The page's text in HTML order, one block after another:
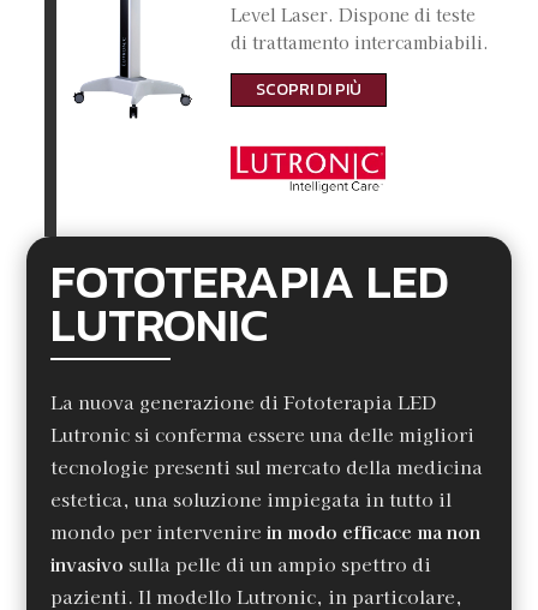
Level Laser. Dispone di teste
di trattamento intercambiabili.
SCOPRI DI PIÙ
FOTOTERAPIA LED
LUTRONIC
La nuova generazione di Fototerapia LED
Lutronic si conferma essere una delle migliori
tecnologie presenti sul mercato della medicina
estetica, una soluzione impiegata in tutto il
mondo per intervenirein modo efficace ma non
invasivo sulla pelle di un ampio spettro di
pazienti. Il modello Lutronic, in particolare,